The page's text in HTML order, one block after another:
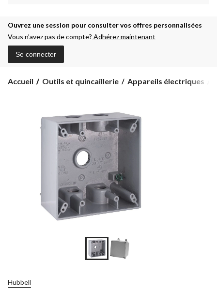
Ouvrez une session pour consulter vos offres personnalisées
Vous n’avez pas de compte? Adhérez maintenant
Se connecter
Accueil Outils et quincaillerie Appareils électriques
Hubbell